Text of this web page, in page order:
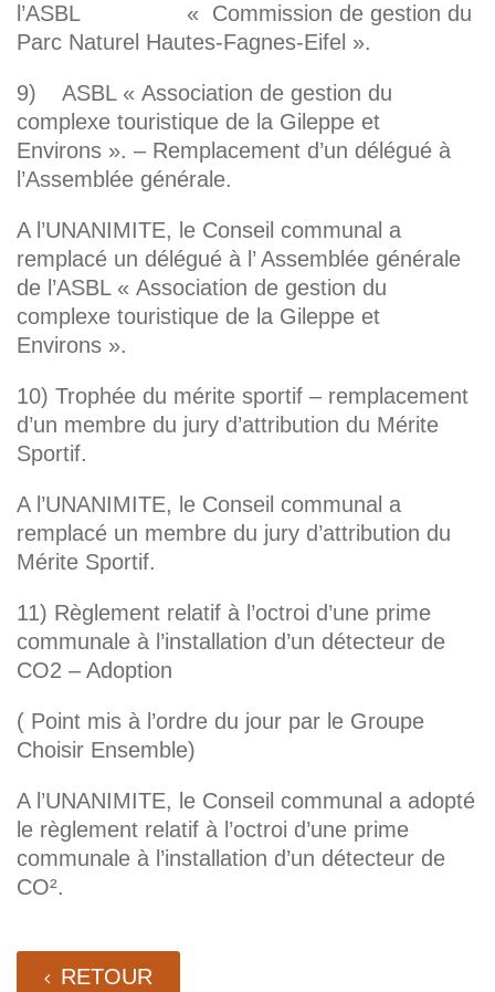
l’ASBL « Commission de gestion du
Parc Naturel Hautes-Fagnes-Eifel ».
9) ASBL « Association de gestion du
complexe touristique de la Gileppe et
Environs ». – Remplacement d’un délégué à
l’Assemblée générale.
A l’UNANIMITE, le Conseil communal a
remplacé un délégué à l’ Assemblée générale
de l’ASBL « Association de gestion du
complexe touristique de la Gileppe et
Environs ».
10) Trophée du mérite sportif – remplacement
d’un membre du jury d’attribution du Mérite
Sportif.
A l’UNANIMITE, le Conseil communal a
remplacé un membre du jury d’attribution du
Mérite Sportif.
11) Règlement relatif à l’octroi d’une prime
communale à l’installation d’un détecteur de
CO2 – Adoption
( Point mis à l’ordre du jour par le Groupe
Choisir Ensemble)
A l’UNANIMITE, le Conseil communal a adopté
le règlement relatif à l’octroi d’une prime
communale à l’installation d’un détecteur de
CO².
RETOUR